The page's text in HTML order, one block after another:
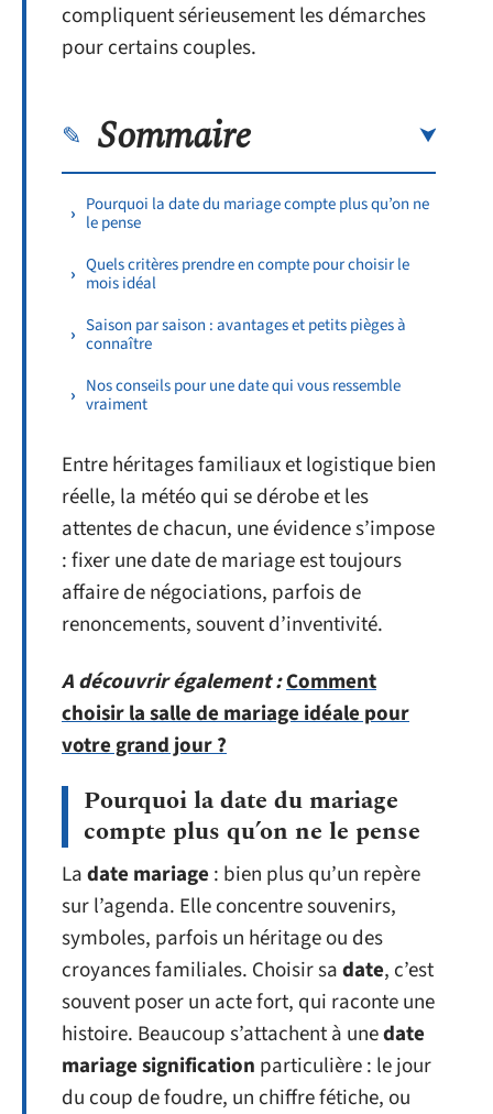
compliquent sérieusement les démarches
pour certains couples.
Sommaire
Pourquoi la date du mariage compte plus qu’on ne
le pense
Quels critères prendre en compte pour choisir le
mois idéal
Saison par saison : avantages et petits pièges à
connaître
Nos conseils pour une date qui vous ressemble
vraiment
Entre héritages familiaux et logistique bien
réelle, la météo qui se dérobe et les
attentes de chacun, une évidence s’impose
: fixer une date de mariage est toujours
affaire de négociations, parfois de
renoncements, souvent d’inventivité.
A découvrir également :Comment
choisir la salle de mariage idéale pour
votre grand jour ?
Pourquoi la date du mariage
compte plus qu’on ne le pense
Ladate mariage : bien plus qu’un repère
sur l’agenda. Elle concentre souvenirs,
symboles, parfois un héritage ou des
croyances familiales. Choisir sadate, c’est
souvent poser un acte fort, qui raconte une
histoire. Beaucoup s’attachent à unedate
mariage signification particulière : le jour
du coup de foudre, un chiffre fétiche, ou